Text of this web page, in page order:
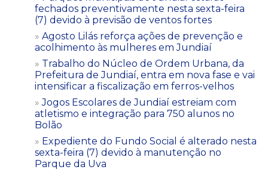
fechados preventivamente nesta sexta-feira
(7) devido à previsão de ventos fortes
Agosto Lilás reforça ações de prevenção e
acolhimento às mulheres em Jundiaí
Trabalho do Núcleo de Ordem Urbana, da
Prefeitura de Jundiaí, entra em nova fase e vai
intensificar a fiscalização em ferros-velhos
Jogos Escolares de Jundiaí estreiam com
atletismo e integração para 750 alunos no
Bolão
Expediente do Fundo Social é alterado nesta
sexta-feira (7) devido à manutenção no
Parque da Uva